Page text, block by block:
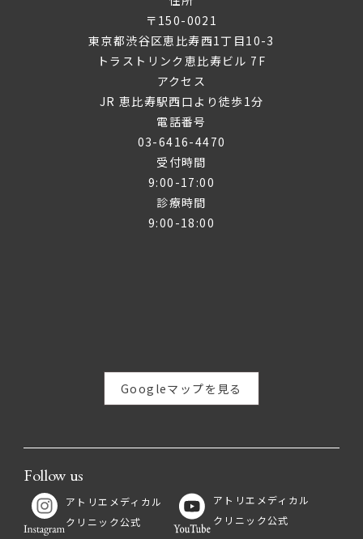
〒150-0021
東京都渋谷区恵比寿西1丁目10-3
トラストリンク恵比寿ビル 7F
アクセス
JR 恵比寿駅西口より徒歩1分
電話番号
03-6416-4470
受付時間
9:00-17:00
診療時間
9:00-18:00
Googleマップを見る
Follow us
アトリエメディカル
クリニック公式
アトリエメディカル
クリニック公式